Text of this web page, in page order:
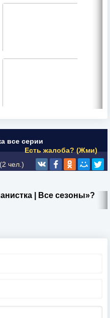
все серии
Есть жалоба? (Жми)
2 чел.)
| Все сезоны»?